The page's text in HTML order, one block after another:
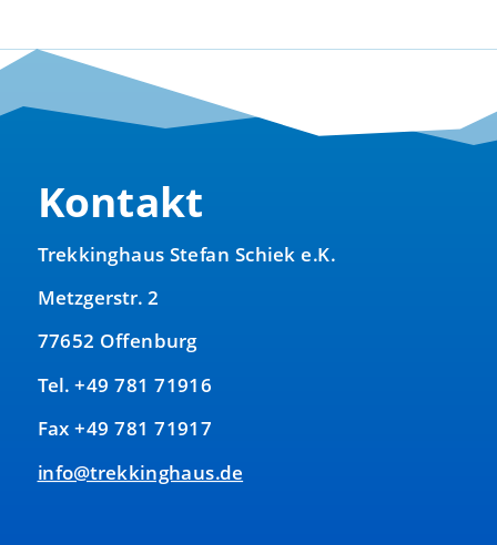
Kontakt
Trekkinghaus Stefan Schiek e.K.
Metzgerstr. 2
77652 Offenburg
Tel. +49 781 71916
Fax +49 781 71917
info@trekkinghaus.de